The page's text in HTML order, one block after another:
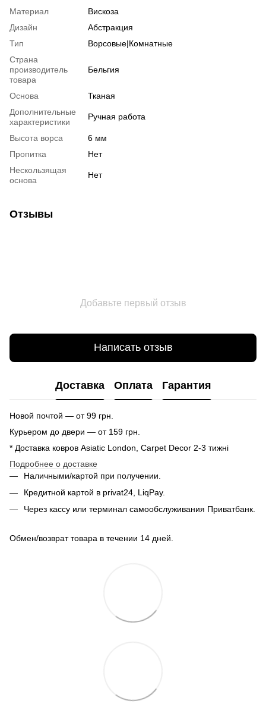
Материал
Вискоза
Дизайн
Абстракция
Тип
Ворсовые|Комнатные
Страна
производитель
товара
Бельгия
Основа
Тканая
Дополнительные
характеристики
Ручная работа
Высота ворса
6 мм
Пропитка
Нет
Нескользящая
основа
Нет
Отзывы
Добавьте первый отзыв
Написать отзыв
Доставка Оплата Гарантия
Новой почтой — от 99 грн.
Курьером до двери — от 159 грн.
* Доставка ковров Asiatic London, Carpet Decor 2-3 тижні
Подробнее о доставке
Наличными/картой при получении.
Кредитной картой в privat24, LiqPay.
Через кассу или терминал самообслуживания Приватбанк.
Обмен/возврат товара в течении 14 дней.